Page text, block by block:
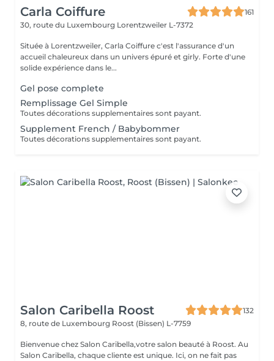
Carla Coiffure
161
30, route du Luxembourg Lorentzweiler L-7372
Située à Lorentzweiler, Carla Coiffure c'est l'assurance d'un
accueil chaleureux dans un univers épuré et girly. Forte d'une
solide expérience dans le...
Gel pose complete
Remplissage Gel Simple
Toutes décorations supplementaires sont payant.
Supplement French / Babybommer
Toutes décorations supplementaires sont payant.
Salon Caribella Roost
132
8, route de Luxembourg Roost (Bissen) L-7759
Bienvenue chez Salon Caribella,votre salon beauté à Roost. Au
Salon Caribella, chaque cliente est unique. Ici, on ne fait pas